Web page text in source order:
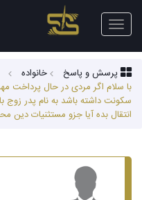
Toggle
navigation
پرسش و پاسخ
خانواده
با سلام اگر مردی در حال پرداخت
سکونت داشته باشد به نام پدر
انتقال بده آیا جزو مستثنیات